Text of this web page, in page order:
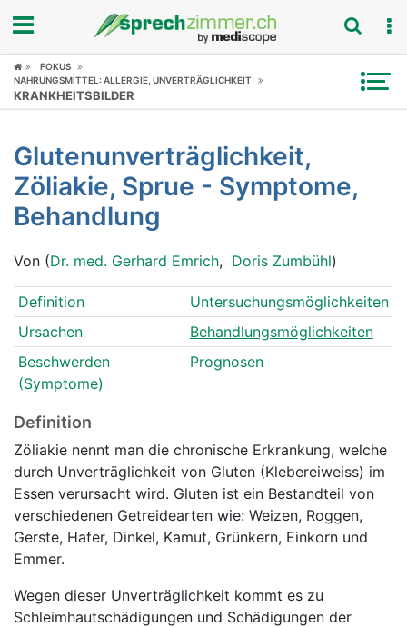
Fokus
Symptome
Untersuchungen
News
Ratgeber
Rubriken
FOKUS
NAHRUNGSMITTEL: ALLERGIE, UNVERTRÄGLICHKEIT
KRANKHEITSBILDER
Glutenunverträglichkeit,
Zöliakie, Sprue - Symptome,
Behandlung
Von (Dr. med. Gerhard Emrich, Doris Zumbühl)
Definition
Untersuchungsmöglichkeiten
Ursachen
Behandlungsmöglichkeiten
Beschwerden
(Symptome)
Prognosen
Definition
Zöliakie nennt man die chronische Erkrankung, welche
durch Unverträglichkeit von Gluten (Klebereiweiss) im
Essen verursacht wird. Gluten ist ein Bestandteil von
verschiedenen Getreidearten wie: Weizen, Roggen,
Gerste, Hafer, Dinkel, Kamut, Grünkern, Einkorn und
Emmer.
Wegen dieser Unverträglichkeit kommt es zu
Schleimhautschädigungen und Schädigungen der